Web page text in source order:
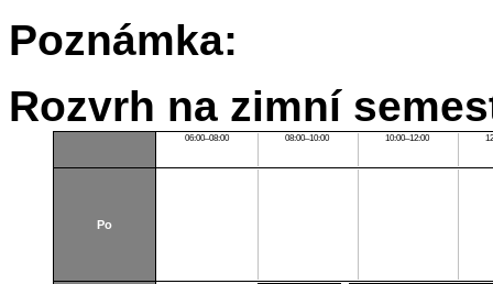
Poznámka:
Rozvrh na zimní
06:00–08:00 08:00–10:00 10:00–12:00
Po